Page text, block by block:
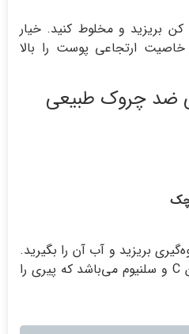
بریزید و مخلوط کنید. خیار
ارتجاعی پوست را بالا
ضد چروک طبیعی
بریزید و آب آن را بگیرید.
کلم حاوی بتاکاروتن، ویتامین C و سلنیوم می‌باشد که پیری را